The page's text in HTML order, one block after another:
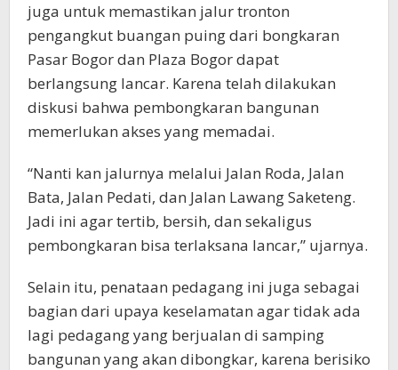
juga untuk memastikan jalur tronton
pengangkut buangan puing dari bongkaran
Pasar Bogor dan Plaza Bogor dapat
berlangsung lancar. Karena telah dilakukan
diskusi bahwa pembongkaran bangunan
memerlukan akses yang memadai.
“Nanti kan jalurnya melalui Jalan Roda, Jalan
Bata, Jalan Pedati, dan Jalan Lawang Saketeng.
Jadi ini agar tertib, bersih, dan sekaligus
pembongkaran bisa terlaksana lancar,” ujarnya.
Selain itu, penataan pedagang ini juga sebagai
bagian dari upaya keselamatan agar tidak ada
lagi pedagang yang berjualan di samping
bangunan yang akan dibongkar, karena berisiko